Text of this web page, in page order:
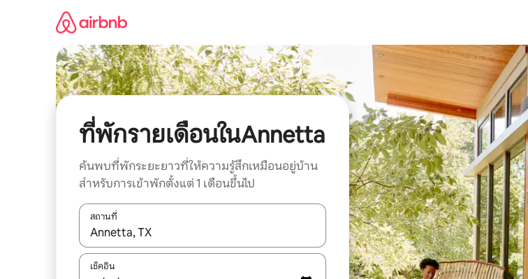
ที่พักรายเดือนในAnnetta
ค้นพบที่พักระยะยาวที่ให้ความรู้สึกเหมือนอยู่บ้าน
สำหรับการเข้าพักตั้งแต่ 1 เดือนขึ้นไป
สถานที่
ใช้ลูกศรขึ้นลง หรือใช้การสัมผัสหรือปัด เพื่อสำรวจผลการค้นหา
เช็คอิน